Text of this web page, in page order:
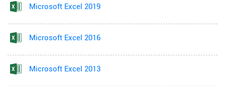
Microsoft Excel 2019
Microsoft Excel 2016
Microsoft Excel 2013